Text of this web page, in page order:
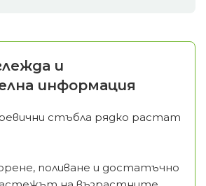
и
информация
стъбла рядко растат
поливане и достатъчно